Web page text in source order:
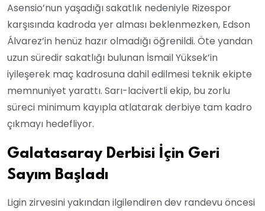
Asensio’nun yaşadığı sakatlık nedeniyle Rizespor
karşısında kadroda yer alması beklenmezken, Edson
Álvarez’in henüz hazır olmadığı öğrenildi. Öte yandan
uzun süredir sakatlığı bulunan İsmail Yüksek’in
iyileşerek maç kadrosuna dahil edilmesi teknik ekipte
memnuniyet yarattı. Sarı-lacivertli ekip, bu zorlu
süreci minimum kayıpla atlatarak derbiye tam kadro
çıkmayı hedefliyor.
Galatasaray Derbisi İçin Geri
Sayım Başladı
Ligin zirvesini yakından ilgilendiren dev randevu öncesi